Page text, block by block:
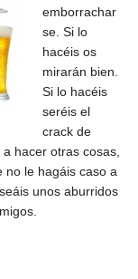
emborrachar
se. Si lo
hacéis os
mirarán bien.
Si lo hacéis
seréis el
crack de
hacer otras cosas,
le hagáis caso a
unos aburridos